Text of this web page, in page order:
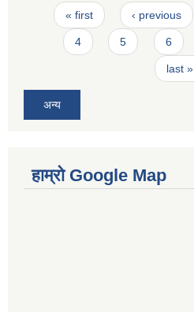
Pages
« first ‹ previous
4 5 6
last »
अन्य
हाम्रो Google Map